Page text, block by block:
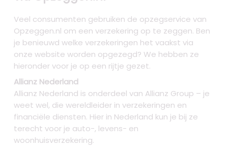
Veel consumenten gebruiken de opzegservice van
Opzeggen.nl om een verzekering op te zeggen. Ben
je benieuwd welke verzekeringen het vaakst via
onze website worden opgezegd? We hebben ze
hieronder voor je op een rijtje gezet.
Allianz Nederland
Allianz Nederland is onderdeel van Allianz Group – je
weet wel, die wereldleider in verzekeringen en
financiële diensten. Hier in Nederland kun je bij ze
terecht voor je auto-, levens- en
woonhuisverzekering.